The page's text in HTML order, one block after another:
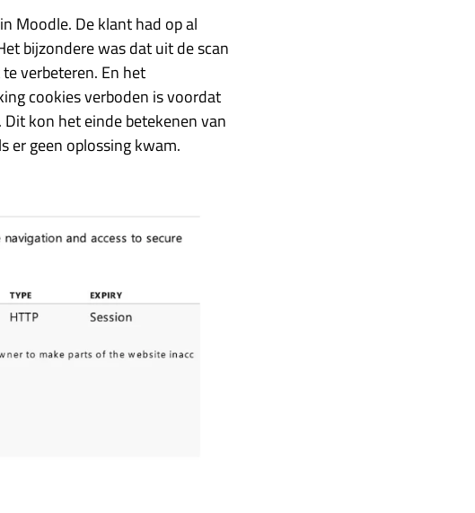
Moodle. De klant had op al
bijzondere was dat uit de scan
verbeteren. En het
cookies verboden is voordat
kon het einde betekenen van
er geen oplossing kwam.